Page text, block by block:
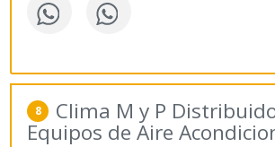
8 Clima M y P
Equipos de Aire